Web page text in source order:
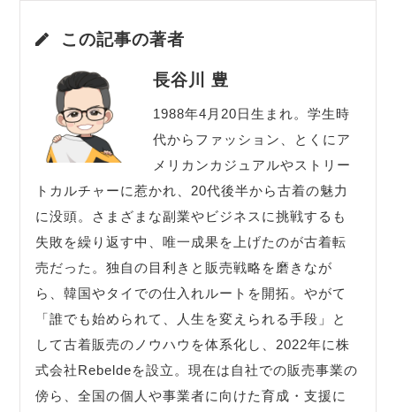
この記事の著者
長谷川 豊
1988年4月20日生まれ。学生時
代からファッション、とくにア
メリカンカジュアルやストリー
トカルチャーに惹かれ、20代後半から古着の魅力
に没頭。さまざまな副業やビジネスに挑戦するも
失敗を繰り返す中、唯一成果を上げたのが古着転
売だった。独自の目利きと販売戦略を磨きなが
ら、韓国やタイでの仕入れルートを開拓。やがて
「誰でも始められて、人生を変えられる手段」と
して古着販売のノウハウを体系化し、2022年に株
式会社Rebeldeを設立。現在は自社での販売事業の
傍ら、全国の個人や事業者に向けた育成・支援に